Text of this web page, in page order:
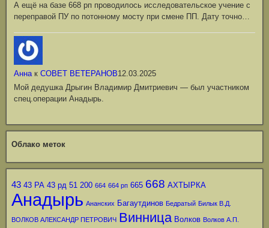
А ещё на базе 668 рп проводилось исследовательское учение с
переправой ПУ по потонному мосту при смене ПП. Дату точно…
Аннак СОВЕТ ВЕТЕРАНОВ12.03.2025
Мой дедушка Дрыгин Владимир Дмитриевич — был участником
спец.операции Анадырь.
Облако меток
43 43 РА 43 рд 51 200 664 664 рп 665 668 АХТЫРКА
Анадырь Ананских Багаутдинов Бедратый Билык В.Д.
ВОЛКОВ АЛЕКСАНДР ПЕТРОВИЧ Винница Волков Волков А.П.